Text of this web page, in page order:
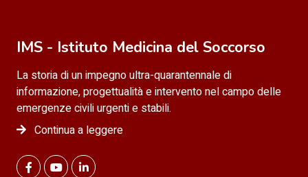
IMS - Istituto Medicina del Soccorso
La storia di un impegno ultra-quarantennale di
informazione, progettualità e intervento nel campo delle
emergenze civili urgenti e stabili.
Continua a leggere